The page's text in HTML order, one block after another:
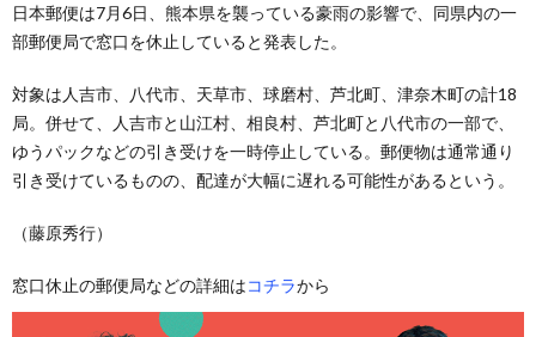
日本郵便は7月6日、熊本県を襲っている豪雨の影響で、同県内の一
部郵便局で窓口を休止していると発表した。
対象は人吉市、八代市、天草市、球磨村、芦北町、津奈木町の計18
局。併せて、人吉市と山江村、相良村、芦北町と八代市の一部で、
ゆうパックなどの引き受けを一時停止している。郵便物は通常通り
引き受けているものの、配達が大幅に遅れる可能性があるという。
（藤原秀行）
窓口休止の郵便局などの詳細はコチラから